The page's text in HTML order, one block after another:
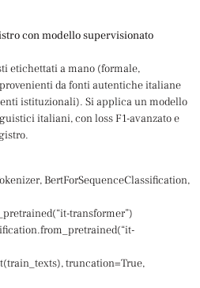
con modello supervisionato
etichettati a mano (formale,
da fonti autentiche italiane
istituzionali). Si applica un modello
italiani, con loss F1-avanzato e
BertForSequenceClassification,
transformer”)
truncation=True,